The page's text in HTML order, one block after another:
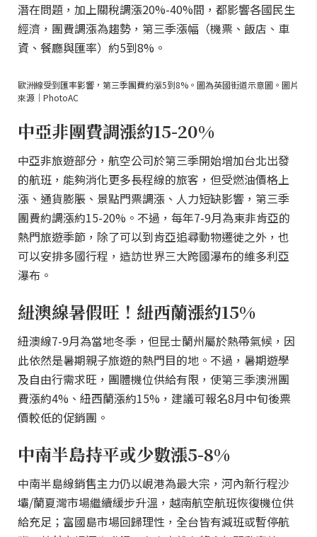
潛在問題，加上關稅調漲20%-40%間，都影響各國民生
經濟，團費調漲為趨勢，第三季漲幅（機票、飯店、車
資、餐廳與匯率）約5到8%。
歐洲線受到匯率影響，第三季團費約漲5到8%。圖為英國街道示意圖。圖片
來源｜PhotoAC
中亞非團費調漲約15-20%
中亞非旅遊部分，航空公司於第三季開始增加台北出發
的航班，能夠消化更多長程線的旅客，但受燃油價格上
漲、通貨膨脹、景點門票調漲、人力短缺影響，第三季
團費約調漲約15-20%。不過，每年7-9月為東非肯亞的
熱門旅遊季節，除了可以到肯亞追尋動物遷徙之外，也
可以安排多國行程，造訪世界三大跨國瀑布的維多利亞
瀑布。
紐澳線暑假旺！紐西蘭漲約15%
紐澳線7-9月為當地冬季，但昆士蘭州屬於熱帶氣候，因
此依然是暑期親子旅遊的熱門目的地。不過，暑期遊學
及自由行需求旺，團體機位供給有限，使第三季澳洲團
費漲約4%、紐西蘭漲約15%，建議可報名8月中旬後票
價較低的促銷團。
中南半島持平或少數漲5-8%
中南半島線銷售主力仍以峴港為最大宗，河內新行程沙
壩/蘭夏灣市場繼續緩步升溫，越南航空航班恢復機位供
給充足；富國島市場回歸理性，全台皆有減班或暫停航